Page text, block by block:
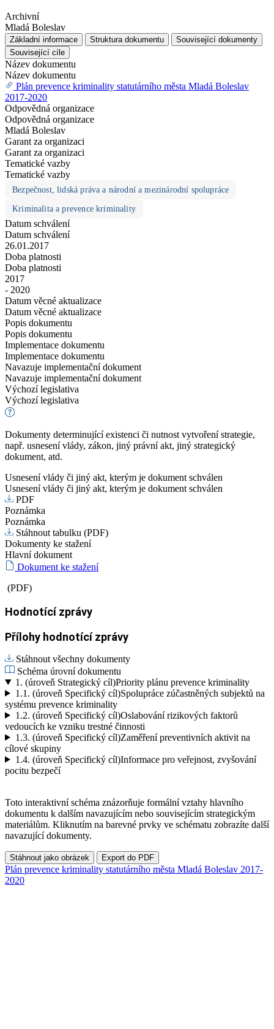
Archivní
Mladá Boleslav
Základní informace Struktura dokumentu
Související dokumenty
Související cíle
Název dokumentu
Název dokumentu
Plán prevence kriminality statutárního města Mladá Boleslav
2017-2020
Odpovědná organizace
Odpovědná organizace
Mladá Boleslav
Garant za organizaci
Garant za organizaci
Tematické vazby
Tematické vazby
Bezpečnost, lidská práva a národní a mezinárodní spolupráce
Kriminalita a prevence kriminality
Datum schválení
Datum schválení
26.01.2017
Doba platnosti
Doba platnosti
2017
- 2020
Datum věcné aktualizace
Datum věcné aktualizace
Popis dokumentu
Popis dokumentu
Implementace dokumentu
Implementace dokumentu
Navazuje implementační dokument
Navazuje implementační dokument
Výchozí legislativa
Výchozí legislativa
Dokumenty determinující existenci či nutnost vytvoření strategie,
např. usnesení vlády, zákon, jiný právní akt, jiný strategický
dokument, atd.
Usnesení vlády či jiný akt, kterým je dokument schválen
Usnesení vlády či jiný akt, kterým je dokument schválen
PDF
Poznámka
Poznámka
Stáhnout tabulku (PDF)
Dokumenty ke stažení
Hlavní dokument
Dokument ke stažení
(PDF)
Hodnotící zprávy
Přílohy hodnotící zprávy
Stáhnout všechny dokumenty
Schéma úrovní dokumentu
1. (úroveň Strategický cíl)Priority plánu prevence kriminality
1.1. (úroveň Specifický cíl)Spolupráce zúčastněných subjektů na
systému prevence kriminality
1.2. (úroveň Specifický cíl)Oslabování rizikových faktorů
vedoucích ke vzniku trestné činnosti
1.3. (úroveň Specifický cíl)Zaměření preventivních aktivit na
cílové skupiny
1.4. (úroveň Specifický cíl)Informace pro veřejnost, zvyšování
pocitu bezpečí
Toto interaktivní schéma znázorňuje formální vztahy hlavního
dokumentu k dalším navazujícím nebo souvisejícím strategickým
materiálům. Kliknutím na barevné prvky ve schématu zobrazíte další
navazující dokumenty.
Stáhnout jako obrázek Export do PDF
Plán prevence kriminality statutárního města Mladá Boleslav 2017-
2020